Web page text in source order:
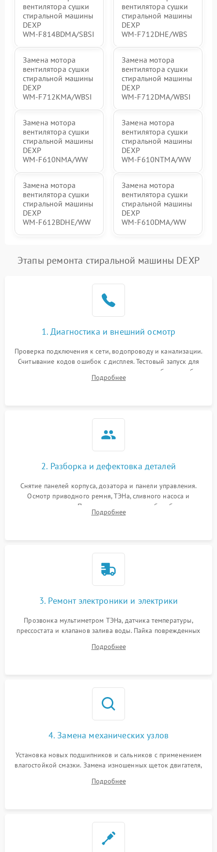
вентилятора сушки
стиральной машины
DEXP
WM‑F814BDMA/SBSI
вентилятора сушки
стиральной машины
DEXP
WM‑F712DHE/WBS
Замена мотора
вентилятора сушки
стиральной машины
DEXP
WM‑F712KMA/WBSI
Замена мотора
вентилятора сушки
стиральной машины
DEXP
WM‑F712DMA/WBSI
Замена мотора
вентилятора сушки
стиральной машины
DEXP
WM‑F610NMA/WW
Замена мотора
вентилятора сушки
стиральной машины
DEXP
WM‑F610NTMA/WW
Замена мотора
вентилятора сушки
стиральной машины
DEXP
WM‑F612BDHE/WW
Замена мотора
вентилятора сушки
стиральной машины
DEXP
WM‑F610DMA/WW
Этапы ремонта стиральной машины DEXP
1. Диагностика и внешний осмотр
Проверка подключения к сети, водопроводу и канализации.
Считывание кодов ошибок с дисплея. Тестовый запуск для
выявления посторонних шумов, протечек или сбоев в работе
электронного модуля управления.
Подробнее
2. Разборка и дефектовка деталей
Снятие панелей корпуса, дозатора и панели управления.
Осмотр приводного ремня, ТЭНа, сливного насоса и
амортизаторов. Проверка подшипников барабана и
крестовины на износ, а манжеты люка на разрывы.
Подробнее
3. Ремонт электроники и электрики
Прозвонка мультиметром ТЭНа, датчика температуры,
прессостата и клапанов залива воды. Пайка поврежденных
Восстановление целостности проводки и контактов.
Подробнее
4. Замена механических узлов
Установка новых подшипников и сальников с применением
влагостойкой смазки. Замена изношенных щеток двигателя,
или поврежденной резиновой манжеты.
Подробнее